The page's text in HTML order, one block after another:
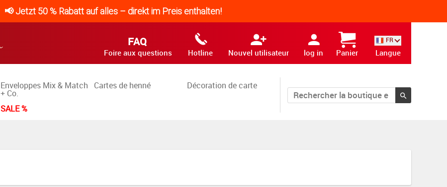
📢 Jetzt 50 % Rabatt auf alles – direkt im Preis enthalten!
FAQ
Foire aux questions Hotline Nouvel utilisateur log in Panier
FR
Langue
Enveloppes Mix & Match
+ Co.
Cartes de henné Décoration de carte
SALE %